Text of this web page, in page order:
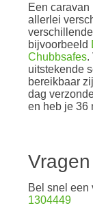
Een caravan
allerlei
bijvoorbeeld
Chubbsafes.
uitstekende
bereikbaar
dag
en heb je 36
Bel snel een
1304449